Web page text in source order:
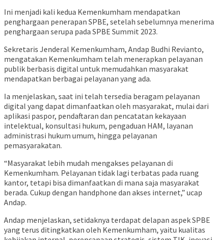
Ini menjadi kali kedua Kemenkumham mendapatkan
penghargaan penerapan SPBE, setelah sebelumnya menerima
penghargaan serupa pada SPBE Summit 2023.
Sekretaris Jenderal Kemenkumham, Andap Budhi Revianto,
mengatakan Kemenkumham telah menerapkan pelayanan
publik berbasis digital untuk memudahkan masyarakat
mendapatkan berbagai pelayanan yang ada.
Ia menjelaskan, saat ini telah tersedia beragam pelayanan
digital yang dapat dimanfaatkan oleh masyarakat, mulai dari
aplikasi paspor, pendaftaran dan pencatatan kekayaan
intelektual, konsultasi hukum, pengaduan HAM, layanan
administrasi hukum umum, hingga pelayanan
pemasyarakatan.
“Masyarakat lebih mudah mengakses pelayanan di
Kemenkumham. Pelayanan tidak lagi terbatas pada ruang
kantor, tetapi bisa dimanfaatkan di mana saja masyarakat
berada. Cukup dengan handphone dan akses internet,” ucap
Andap.
Andap menjelaskan, setidaknya terdapat delapan aspek SPBE
yang terus ditingkatkan oleh Kemenkumham, yaitu kualitas